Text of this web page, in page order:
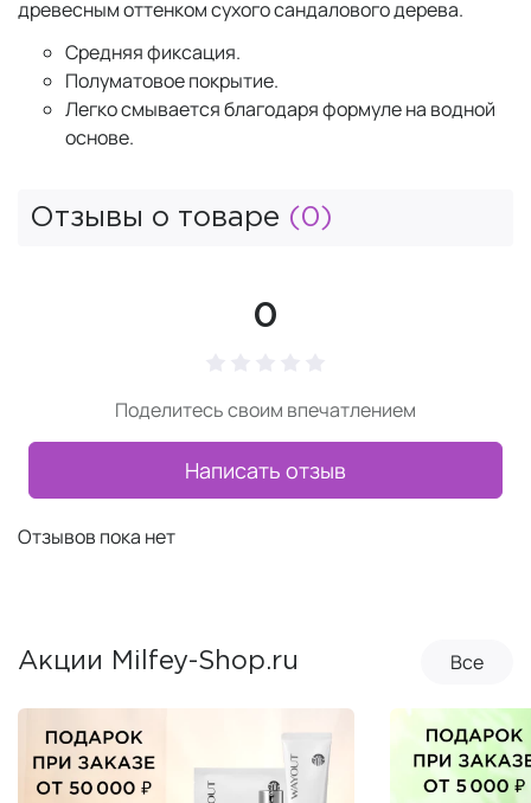
древесным оттенком сухого сандалового дерева.
Средняя фиксация.
Полуматовое покрытие.
Легко смывается благодаря формуле на водной
основе.
Отзывы о товаре (0)
0
Поделитесь своим впечатлением
Написать отзыв
Отзывов пока нет
Акции Milfey-Shop.ru Все